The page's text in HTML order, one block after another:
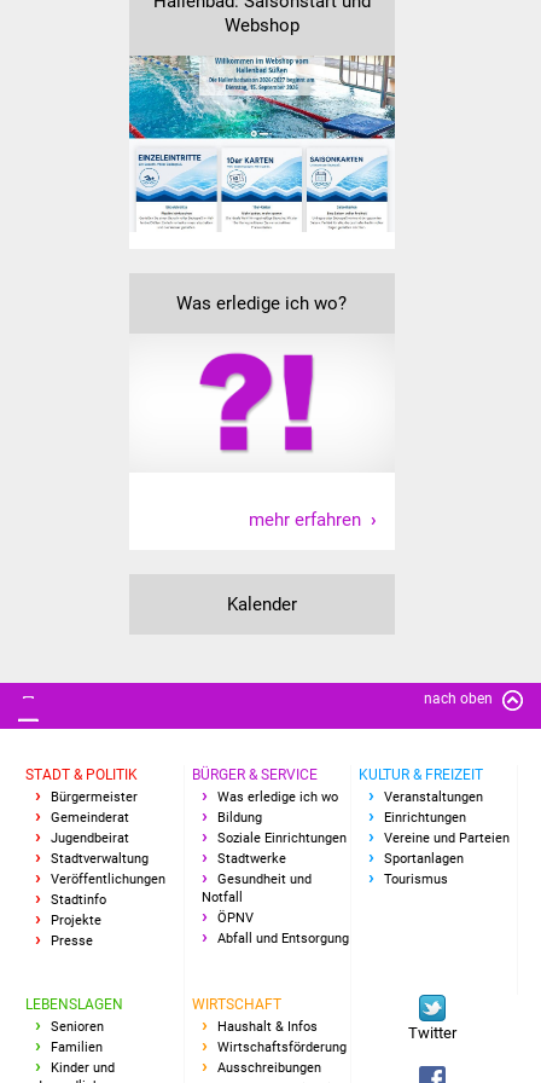
Senioren
Stadtseniorenrat
Sommerwochen für
Ältere
Seniorenwohn- und
Pflegeheim
Familien
Kinder und Jugendliche
Migration und Integration
Wohnen
Wohnimmobilien +
Baugrundstücke
Wirtschaft
Haushalt & Infos
Wirtschaftsförderung
Gewerbeimmobilien
Webshop
Was erledige ich wo?
mehr erfahren
Kalender
nach oben
STADT & POLITIK
Bürgermeister
Gemeinderat
Jugendbeirat
Stadtverwaltung
Veröffentlichungen
Stadtinfo
Projekte
Presse
BÜRGER & SERVICE
Was erledige ich wo
Bildung
Soziale Einrichtungen
Stadtwerke
Gesundheit und
Notfall
ÖPNV
Abfall und Entsorgung
KULTUR & FREIZEIT
Veranstaltungen
Einrichtungen
Vereine und Parteien
Sportanlagen
Tourismus
LEBENSLAGEN
Senioren
Familien
Kinder und
WIRTSCHAFT
Haushalt & Infos
Wirtschaftsförderung
Ausschreibungen
Twitter